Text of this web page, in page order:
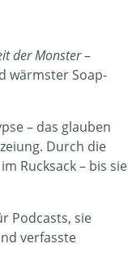
der Monster–
wärmster Soap-
– das glauben
Durch die
Rucksack – bis sie
Podcasts, sie
verfasste